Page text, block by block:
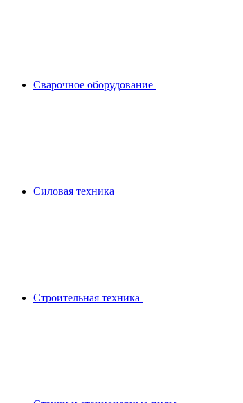
Сварочное оборудование
Силовая техника
Строительная техника